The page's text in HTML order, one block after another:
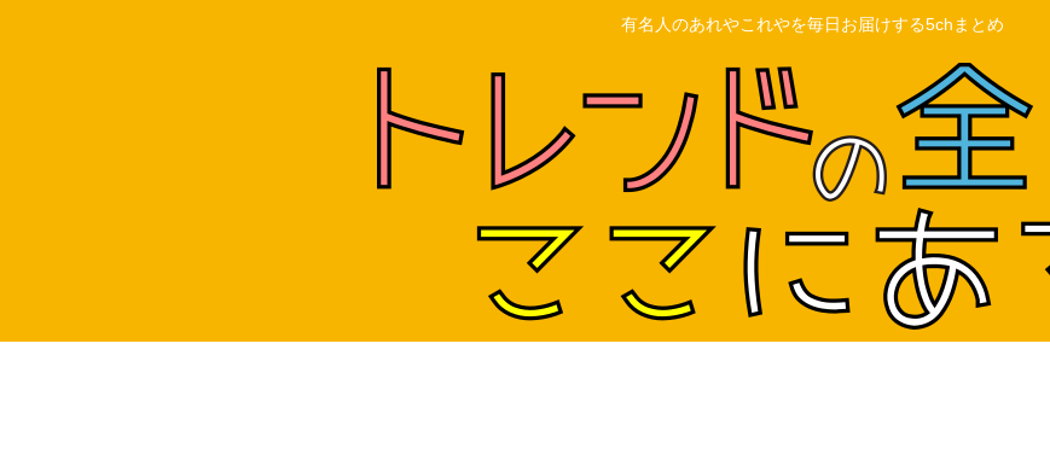
有名人のあれやこれやを毎日お届けする5chまとめ